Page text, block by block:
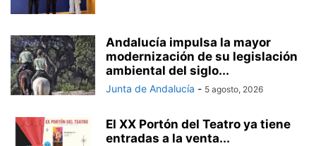
Andalucía impulsa la mayor
modernización de su legislación
ambiental del siglo...
Junta de Andalucía - 5 agosto, 2026
El XX Portón del Teatro ya tiene
entradas a la venta...